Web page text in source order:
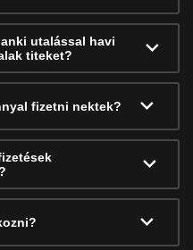
utalással havi
titeket?
fizetni nektek?